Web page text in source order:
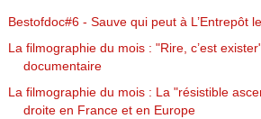
Bestofdoc#6 - Sauve qui peut à L’Entrepôt
La filmographie du mois : "Rire, c’est
documentaire
La filmographie du mois : La "résistible
droite en France et en Europe